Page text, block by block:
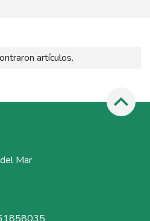
artículos.
Mar